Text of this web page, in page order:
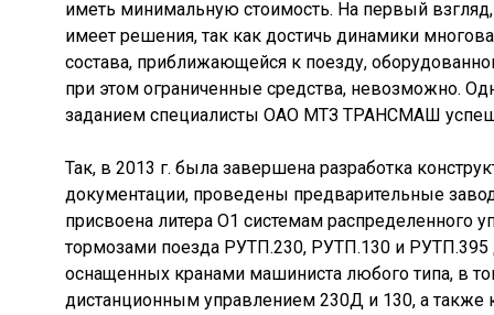
иметь минимальную стоимость. На первый взгляд,
имеет решения, так как достичь динамики
состава, приближающейся к поезду,
при этом ограниченные средства, невозможно.
заданием специалисты ОАО МТЗ ТРАНСМАШ
Так, в 2013 г. была завершена разработка
документации, проведены предварительные
присвоена литера О1 системам распределенного
тормозами поезда РУТП.230, РУТП.130 и РУТП.395
оснащенных кранами машиниста любого типа, в
дистанционным управлением 230Д и 130, а также